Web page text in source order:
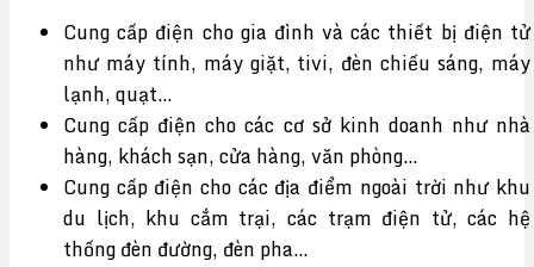
Cung cấp điện cho gia đình và các thiết bị điện tử
như máy tính, máy giặt, tivi, đèn chiếu sáng, máy
lạnh, quạt…
Cung cấp điện cho các cơ sở kinh doanh như nhà
hàng, khách sạn, cửa hàng, văn phòng…
Cung cấp điện cho các địa điểm ngoài trời như khu
du lịch, khu cắm trại, các trạm điện tử, các hệ
thống đèn đường, đèn pha…